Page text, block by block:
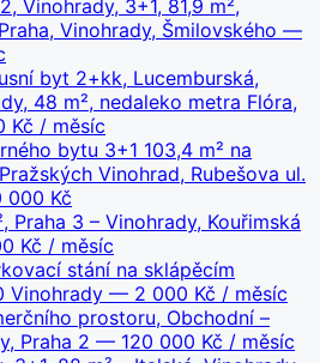
Vinohrady, 3+1, 81,9 m²,
Vinohrady, Šmilovského —
byt 2+kk, Lucemburská,
48 m², nedaleko metra Flóra,
/ měsíc
bytu 3+1 103,4 m² na
Vinohrad, Rubešova ul.
Kč
Praha 3 – Vinohrady, Kouřimská
Kč / měsíc
stání na sklápěcím
Vinohrady — 2 000 Kč / měsíc
prostoru, Obchodní –
Praha 2 — 120 000 Kč / měsíc